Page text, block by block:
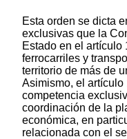
Esta orden se dicta
exclusivas que la
Estado en el artículo
ferrocarriles y
territorio de más de
Asimismo, el artículo
competencia
coordinación de la
económica, en
relacionada con el